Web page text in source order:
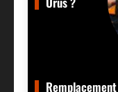
Remplacement